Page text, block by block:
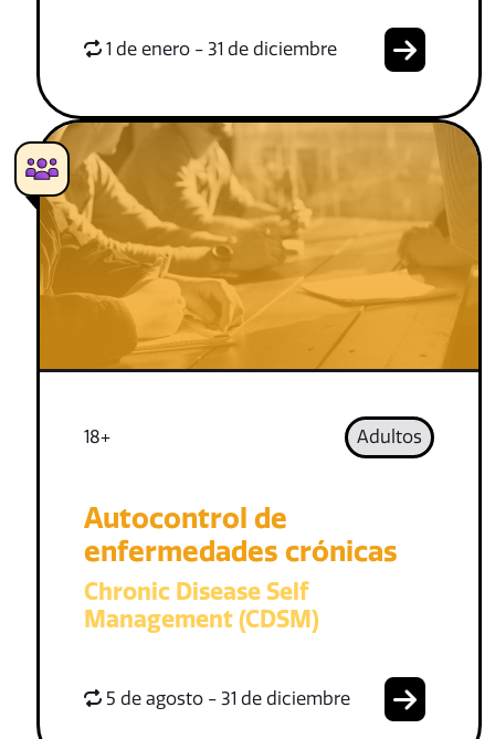
1 de enero - 31 de diciembre
18+ Adultos
Autocontrol de
enfermedades crónicas
Chronic Disease Self
Management (CDSM)
5 de agosto - 31 de diciembre